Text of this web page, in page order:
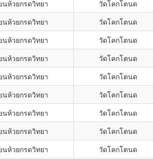
นห้วยกรดวิทยา วัดโคกโตนด
นห้วยกรดวิทยา วัดโคกโตนด
นห้วยกรดวิทยา วัดโคกโตนด
นห้วยกรดวิทยา วัดโคกโตนด
นห้วยกรดวิทยา วัดโคกโตนด
นห้วยกรดวิทยา วัดโคกโตนด
นห้วยกรดวิทยา วัดโคกโตนด
นห้วยกรดวิทยา วัดโคกโตนด
นห้วยกรดวิทยา วัดโคกโตนด